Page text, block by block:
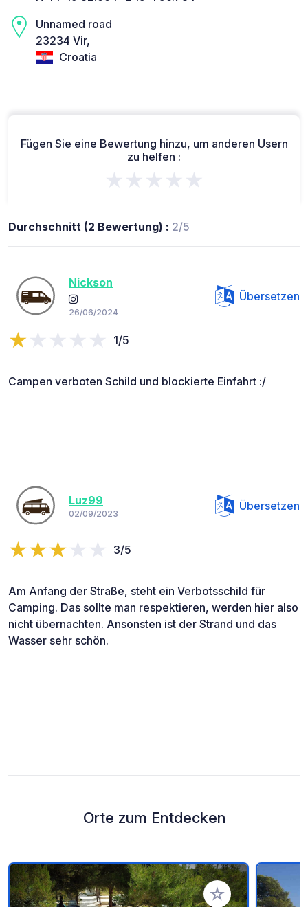
Unnamed road
23234 Vir,
Croatia
Fügen Sie eine Bewertung hinzu, um anderen Usern
zu helfen :
★★★★★
Durchschnitt (2 Bewertung) : 2/5
Nickson
26/06/2024
Übersetzen
1/5
Campen verboten Schild und blockierte Einfahrt :/
Luz99
02/09/2023
Übersetzen
3/5
Am Anfang der Straße, steht ein Verbotsschild für
Camping. Das sollte man respektieren, werden hier also
nicht übernachten. Ansonsten ist der Strand und das
Wasser sehr schön.
Orte zum Entdecken